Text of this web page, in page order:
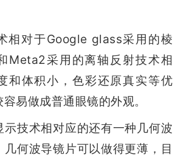
相对于Google glass采用的棱
Meta2采用的离轴反射技术相
和体积小，色彩还原真实等优
易做成普通眼镜的外观。
示技术相对应的还有一种几何波
几何波导镜片可以做得更薄，目